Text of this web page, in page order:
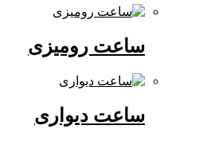
ساعت رومیزی
ساعت دیواری